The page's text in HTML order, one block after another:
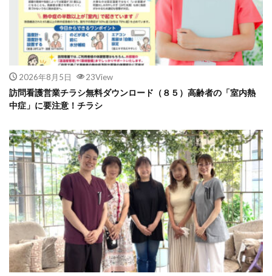
2026年8月5日 23View
訪問看護営業チラシ無料ダウンロード（８５）高齢者の「室内熱
中症」に要注意！チラシ